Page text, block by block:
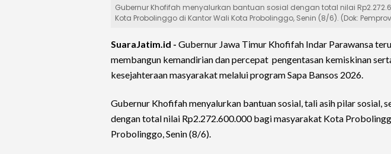
Gubernur Khofifah menyalurkan bantuan sosial dengan total nilai
Kota Probolinggo di Kantor Wali Kota Probolinggo, Senin (8/6). (Dok:
SuaraJatim.id - Gubernur Jawa Timur Khofifah Indar Parawansa
membangun kemandirian dan percepat pengentasan kemiskinan
kesejahteraan masyarakat melalui program Sapa Bansos 2026.
Gubernur Khofifah menyalurkan bantuan sosial, tali asih pilar sosial,
dengan total nilai Rp2.272.600.000 bagi masyarakat Kota
Probolinggo, Senin (8/6).